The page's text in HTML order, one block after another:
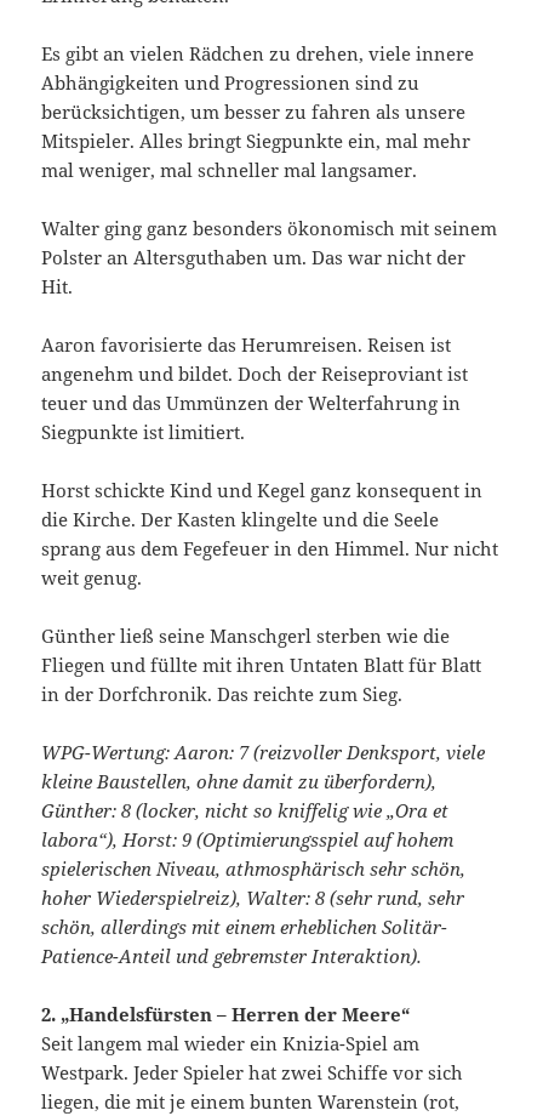
Es gibt an vielen Rädchen zu drehen, viele innere
Abhängigkeiten und Progressionen sind zu
berücksichtigen, um besser zu fahren als unsere
Mitspieler. Alles bringt Siegpunkte ein, mal mehr
mal weniger, mal schneller mal langsamer.
Walter ging ganz besonders ökonomisch mit seinem
Polster an Altersguthaben um. Das war nicht der
Hit.
Aaron favorisierte das Herumreisen. Reisen ist
angenehm und bildet. Doch der Reiseproviant ist
teuer und das Ummünzen der Welterfahrung in
Siegpunkte ist limitiert.
Horst schickte Kind und Kegel ganz konsequent in
die Kirche. Der Kasten klingelte und die Seele
sprang aus dem Fegefeuer in den Himmel. Nur nicht
weit genug.
Günther ließ seine Manschgerl sterben wie die
Fliegen und füllte mit ihren Untaten Blatt für Blatt
in der Dorfchronik. Das reichte zum Sieg.
WPG-Wertung: Aaron: 7 (reizvoller Denksport, viele
kleine Baustellen, ohne damit zu überfordern),
Günther: 8 (locker, nicht so kniffelig wie „Ora et
labora“), Horst: 9 (Optimierungsspiel auf hohem
spielerischen Niveau, athmosphärisch sehr schön,
hoher Wiederspielreiz), Walter: 8 (sehr rund, sehr
schön, allerdings mit einem erheblichen Solitär-
Patience-Anteil und gebremster Interaktion).
2. „Handelsfürsten – Herren der Meere“
Seit langem mal wieder ein Knizia-Spiel am
Westpark. Jeder Spieler hat zwei Schiffe vor sich
liegen, die mit je einem bunten Warenstein (rot,